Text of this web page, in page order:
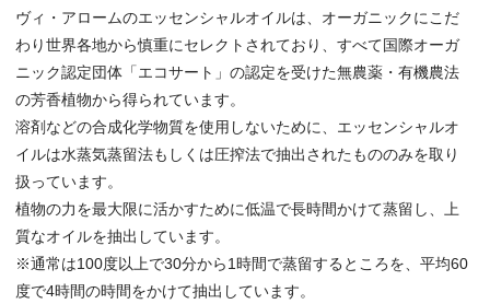
ヴィ・アロームのエッセンシャルオイルは、オーガニックにこだ
わり世界各地から慎重にセレクトされており、すべて国際オーガ
ニック認定団体「エコサート」の認定を受けた無農薬・有機農法
の芳香植物から得られています。
溶剤などの合成化学物質を使用しないために、エッセンシャルオ
イルは水蒸気蒸留法もしくは圧搾法で抽出されたもののみを取り
扱っています。
植物の力を最大限に活かすために低温で長時間かけて蒸留し、上
質なオイルを抽出しています。
※通常は100度以上で30分から1時間で蒸留するところを、平均60
度で4時間の時間をかけて抽出しています。